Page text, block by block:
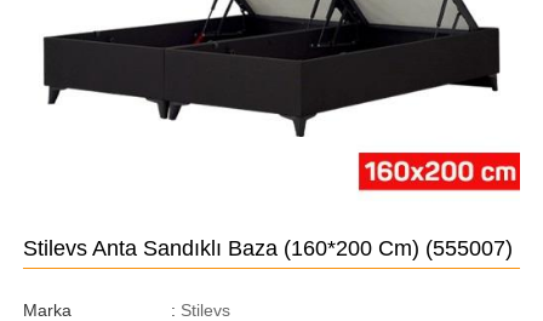
Stilevs Anta Sandıklı Baza (160*200 Cm) (555007)
Marka : Stilevs